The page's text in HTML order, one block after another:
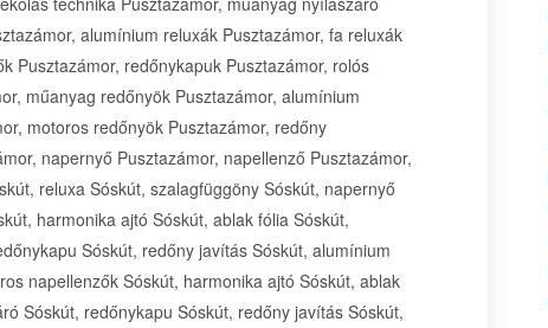
alumínium reluxák Pusztazámor, fa reluxák
Pusztazámor, redőnykapuk Pusztazámor, rolós
műanyag redőnyök Pusztazámor, alumínium
motoros redőnyök Pusztazámor, redőny
napernyő Pusztazámor, napellenző Pusztazámor,
reluxa Sóskút, szalagfüggöny Sóskút, napernyő
harmonika ajtó Sóskút, ablak fólia Sóskút,
Sóskút, redőny javítás Sóskút, alumínium
napellenzők Sóskút, harmonika ajtó Sóskút, ablak
Sóskút, redőnykapu Sóskút, redőny javítás Sóskút,